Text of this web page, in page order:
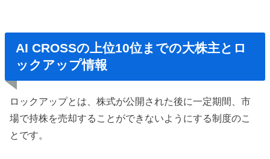
AI CROSSの上位10位までの大株主とロ
ックアップ情報
ロックアップとは、株式が公開された後に一定期間、市
場で持株を売却することができないようにする制度のこ
とです。